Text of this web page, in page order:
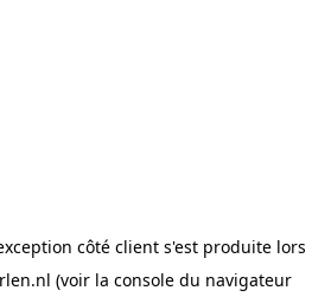
côté client s'est produite lors
(voir la console du navigateur